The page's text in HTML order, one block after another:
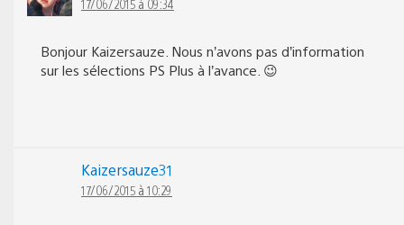
17/06/2015 à 09:34
Bonjour Kaizersauze. Nous n’avons pas d’information
sur les sélections PS Plus à l’avance. 😉
Kaizersauze31
17/06/2015 à 10:29